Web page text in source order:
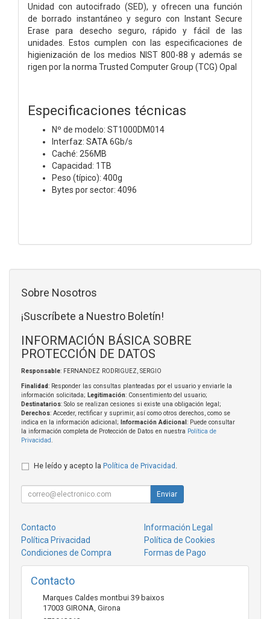
Unidad con autocifrado (SED), y ofrecen una función
de borrado instantáneo y seguro con Instant Secure
Erase para desecho seguro, rápido y fácil de las
unidades. Estos cumplen con las especificaciones de
higienización de los medios NIST 800-88 y además se
rigen por la norma Trusted Computer Group (TCG) Opal
Especificaciones técnicas
Nº de modelo: ST1000DM014
Interfaz: SATA 6Gb/s
Caché: 256MB
Capacidad: 1TB
Peso (típico): 400g
Bytes por sector: 4096
Sobre Nosotros
¡Suscríbete a Nuestro Boletín!
INFORMACIÓN BÁSICA SOBRE
PROTECCIÓN DE DATOS
Responsable: FERNANDEZ RODRIGUEZ, SERGIO
Finalidad: Responder las consultas planteadas por el usuario y enviarle la
información solicitada; Legitimación: Consentimiento del usuario;
Destinatarios: Solo se realizan cesiones si existe una obligación legal;
Derechos: Acceder, rectificar y suprimir, así como otros derechos, como se
indica en la información adicional;
Información Adicional : Puede consultar
la información completa de Protección de Datos en nuestra Política de
Privacidad
He leído y acepto la Política de Privacidad
Enviar
Contacto
Información Legal
Política Privacidad
Política de Cookies
Condiciones de Compra
Formas de Pago
Contacto
Marques Caldes montbui 39 baixos
17003 GIRONA Girona